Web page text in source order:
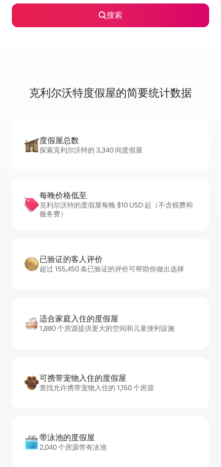
搜索
克利尔沃特度假屋的简要统计数据
度假屋总数
探索克利尔沃特的 3,340 间度假屋
每晚价格低至
克利尔沃特的度假屋每晚 $10 USD 起（不含税费和
服务费）
已验证的客人评价
超过 155,450 条已验证的评价可帮助你做出选择
适合家庭入住的度假屋
1,880 个房源提供更大的空间和儿童便利设施
可携带宠物入住的度假屋
查找允许携带宠物入住的 1,150 个房源
带泳池的度假屋
2,040 个房源带有泳池